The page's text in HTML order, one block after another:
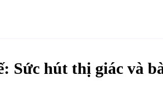
Sức hút thị giác và